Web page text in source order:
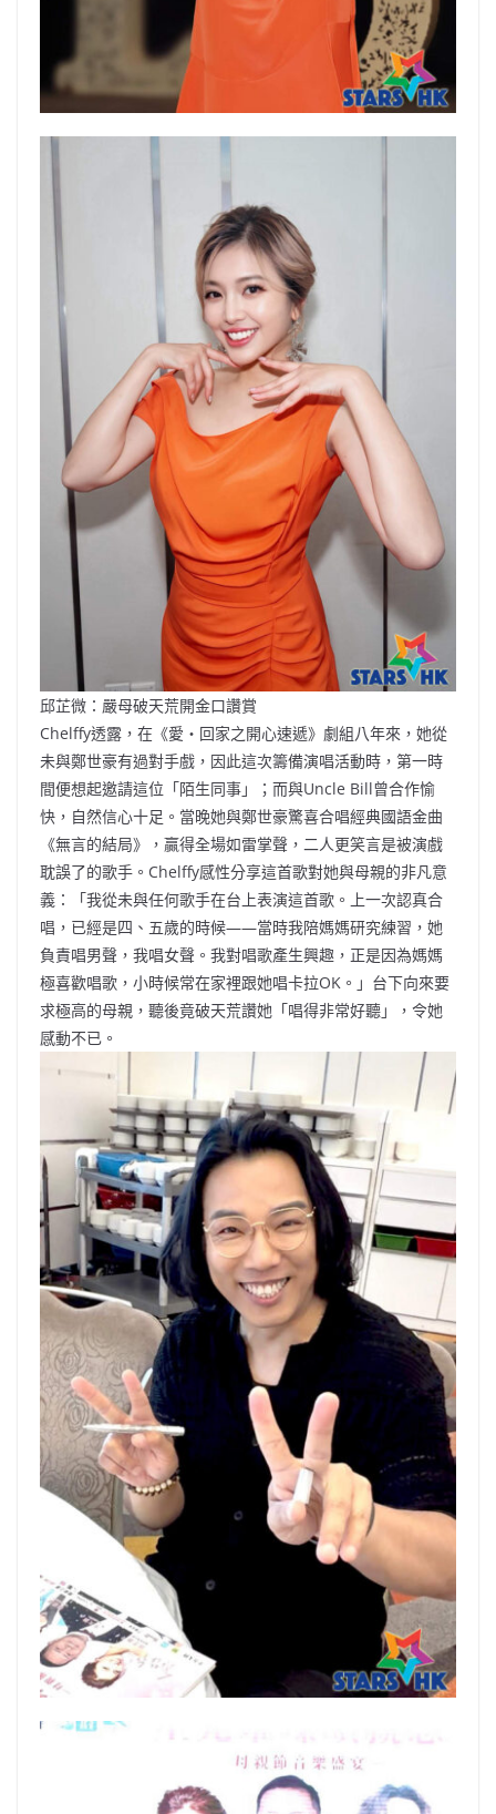
邱芷微：嚴母破天荒開金口讚賞
Chelffy透露，在《愛‧回家之開心速遞》劇組八年來，她從
未與鄭世豪有過對手戲，因此這次籌備演唱活動時，第一時
間便想起邀請這位「陌生同事」；而與Uncle Bill曾合作愉
快，自然信心十足。當晚她與鄭世豪驚喜合唱經典國語金曲
《無言的結局》，贏得全場如雷掌聲，二人更笑言是被演戲
耽誤了的歌手。Chelffy感性分享這首歌對她與母親的非凡意
義：「我從未與任何歌手在台上表演這首歌。上一次認真合
唱，已經是四、五歲的時候——當時我陪媽媽研究練習，她
負責唱男聲，我唱女聲。我對唱歌產生興趣，正是因為媽媽
極喜歡唱歌，小時候常在家裡跟她唱卡拉OK。」台下向來要
求極高的母親，聽後竟破天荒讚她「唱得非常好聽」，令她
感動不已。